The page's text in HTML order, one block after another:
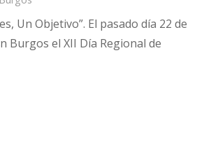
Un Objetivo”. El pasado día 22 de
Burgos el XII Día Regional de